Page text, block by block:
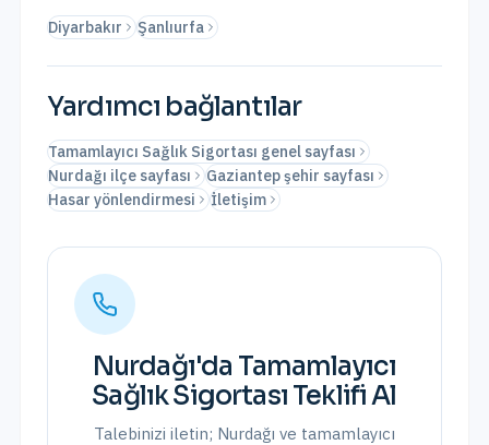
Diyarbakır Şanlıurfa
Yardımcı bağlantılar
Tamamlayıcı Sağlık Sigortası genel sayfası
Nurdağı ilçe sayfası
Gaziantep şehir sayfası
Hasar yönlendirmesi
İletişim
Nurdağı'da Tamamlayıcı
Sağlık Sigortası Teklifi Al
Talebinizi iletin; Nurdağı ve tamamlayıcı